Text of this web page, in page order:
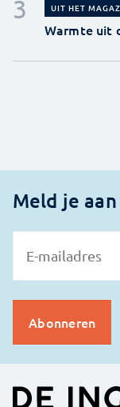
UIT HET
Warmte uit
Meld je